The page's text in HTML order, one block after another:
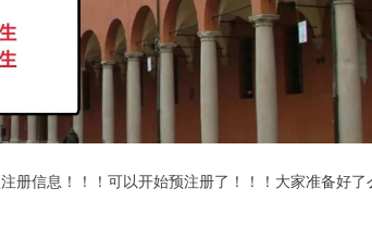
册信息！ ！ ！可以开始预注册了 ！ ！ ！ 大家准备好了